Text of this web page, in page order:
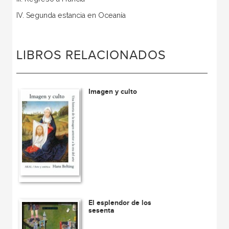
IV. Segunda estancia en Oceanía
LIBROS RELACIONADOS
Imagen y culto
El esplendor de los
sesenta